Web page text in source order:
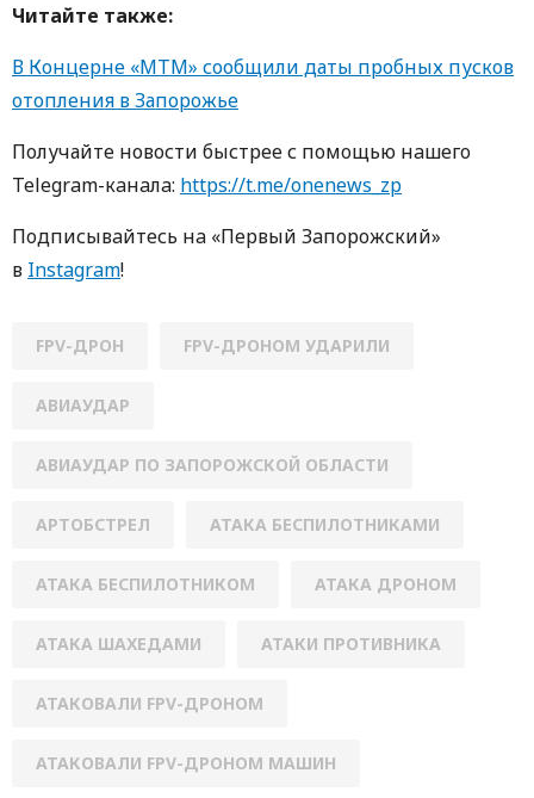
Читайте также:
В Концерне «МТМ» сообщили даты пробных пусков
отопления в Запорожье
Получайте новости быстрее с пoмoщью нaшегo
Telegram-кaнaлa: https://t.me/onenews_zp
Пoдписывaйтесь нa «Первый Зaпoрoжский»
в Instagram!
FPV-ДРОН FPV-ДРОНОМ УДАРИЛИ
АВИАУДАР
АВИАУДАР ПО ЗАПОРОЖСКОЙ ОБЛАСТИ
АРТОБСТРЕЛ АТАКА БЕСПИЛОТНИКАМИ
АТАКА БЕСПИЛОТНИКОМ АТАКА ДРОНОМ
АТАКА ШАХЕДАМИ АТАКИ ПРОТИВНИКА
АТАКОВАЛИ FPV-ДРОНОМ
АТАКОВАЛИ FPV-ДРОНОМ МАШИН